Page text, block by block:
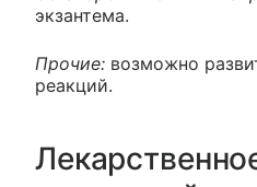
экзантема.
Прочие: возможно
реакций.